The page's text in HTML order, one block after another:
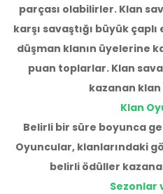
parçası olabilirler. Klan
karşı savaştığı büyük
düşman klanın üyelerine
puan toplarlar. Klan
kazanan
Klan
Belirli bir süre boyunca
Oyuncular, klanlarındaki
belirli ödüller
Sezonlar